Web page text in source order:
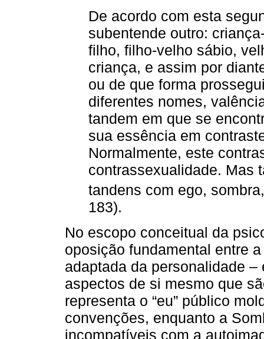
De acordo com esta
subentende outro:
filho, filho-velho sábio,
criança, e assim por
ou de que forma
diferentes nomes,
tandem em que se
sua essência em
Normalmente, este
contrassexualidade. Mas
tandens com ego,
183).
No escopo conceitual da
oposição fundamental entre
adaptada da personalidade
aspectos de si mesmo que
representa o “eu” público
convenções, enquanto a
incompatíveis com a